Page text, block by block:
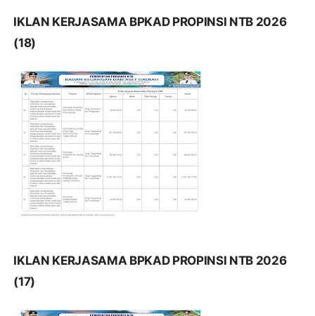
IKLAN KERJASAMA BPKAD PROPINSI NTB 2026
(18)
IKLAN KERJASAMA BPKAD PROPINSI NTB 2026
(17)